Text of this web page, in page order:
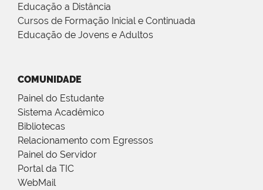
Educação a Distância
Cursos de Formação Inicial e Continuada
Educação de Jovens e Adultos
COMUNIDADE
Painel do Estudante
Sistema Acadêmico
Bibliotecas
Relacionamento com Egressos
Painel do Servidor
Portal da TIC
WebMail